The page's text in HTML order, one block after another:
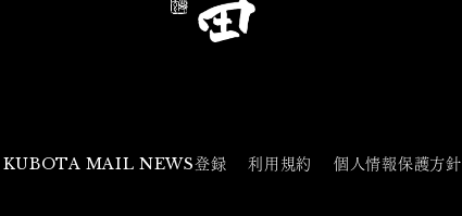
KUBOTA MAIL NEWS登録 利用規約 個人情報保護方針